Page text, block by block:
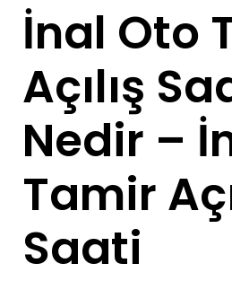
İnal Oto
Açılış
Nedir –
Tamir
Saati